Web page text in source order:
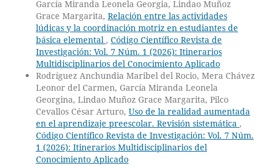
García Miranda Leonela Georgia, Lindao Muñoz
Grace Margarita, Relación entre las actividades
lúdicas y la coordinación motriz en estudiantes de
básica elemental , Código Científico Revista de
Investigación: Vol. 7 Núm. 1 (2026): Itinerarios
Multidisciplinarios del Conocimiento Aplicado
Rodríguez Anchundia Maribel del Rocio, Mera Chávez
Leonor del Carmen, García Miranda Leonela
Georgina, Lindao Muñoz Grace Margarita, Pilco
Cevallos César Arturo, Uso de la realidad aumentada
en el aprendizaje preescolar. Revisión sistemática ,
Código Científico Revista de Investigación: Vol. 7 Núm.
1 (2026): Itinerarios Multidisciplinarios del
Conocimiento Aplicado